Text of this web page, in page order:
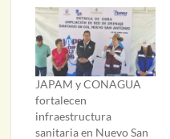
JAPAM y CONAGUA
fortalecen
infraestructura
sanitaria en Nuevo San